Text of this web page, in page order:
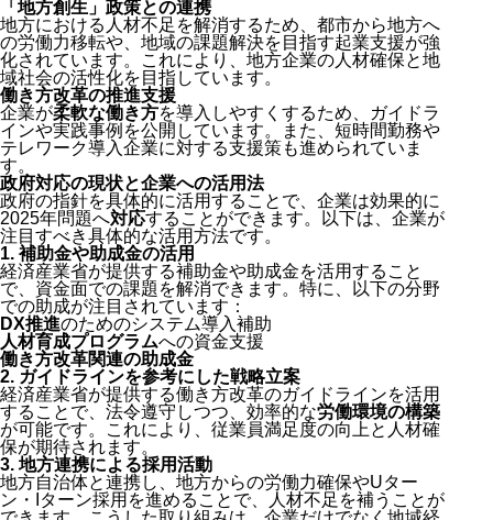
「地方創生」政策との連携
地方における人材不足を解消するため、都市から地方へ
の労働力移転や、地域の課題解決を目指す起業支援が強
化されています。これにより、地方企業の人材確保と地
域社会の活性化を目指しています。
働き方改革の推進支援
企業が柔軟な働き方を導入しやすくするため、ガイドラ
インや実践事例を公開しています。また、短時間勤務や
テレワーク導入企業に対する支援策も進められていま
す。
政府対応の現状と企業への活用法
政府の指針を具体的に活用することで、企業は効果的に
2025年問題へ対応することができます。以下は、企業が
注目すべき具体的な活用方法です。
1. 補助金や助成金の活用
経済産業省が提供する補助金や助成金を活用すること
で、資金面での課題を解消できます。特に、以下の分野
での助成が注目されています：
DX推進のためのシステム導入補助
人材育成プログラムへの資金支援
働き方改革関連の助成金
2. ガイドラインを参考にした戦略立案
経済産業省が提供する働き方改革のガイドラインを活用
することで、法令遵守しつつ、効率的な労働環境の構築
が可能です。これにより、従業員満足度の向上と人材確
保が期待されます。
3. 地方連携による採用活動
地方自治体と連携し、地方からの労働力確保やUター
ン・Iターン採用を進めることで、人材不足を補うことが